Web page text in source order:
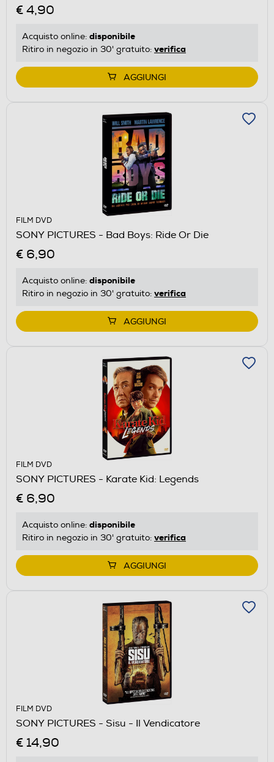
€ 4,90
Acquisto online: disponibile
Ritiro in negozio in 30' gratuito: verifica
AGGIUNGI
FILM DVD
SONY PICTURES - Bad Boys: Ride Or Die
€ 6,90
Acquisto online: disponibile
Ritiro in negozio in 30' gratuito: verifica
AGGIUNGI
FILM DVD
SONY PICTURES - Karate Kid: Legends
€ 6,90
Acquisto online: disponibile
Ritiro in negozio in 30' gratuito: verifica
AGGIUNGI
FILM DVD
SONY PICTURES - Sisu - Il Vendicatore
€ 14,90